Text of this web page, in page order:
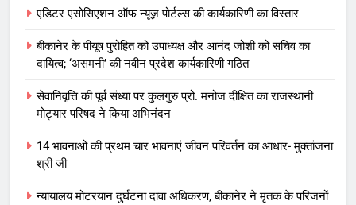
एडिटर एसोसिएशन ऑफ न्यूज़ पोर्टल्स की कार्यकारिणी का विस्तार
बीकानेर के पीयूष पुरोहित को उपाध्यक्ष और आनंद जोशी को सचिव का
दायित्व; ‘असमनी’ की नवीन प्रदेश कार्यकारिणी गठित
सेवानिवृत्ति की पूर्व संध्या पर कुलगुरु प्रो. मनोज दीक्षित का राजस्थानी
मोट्यार परिषद ने किया अभिनंदन
14 भावनाओं की प्रथम चार भावनाएं जीवन परिवर्तन का आधार- मुक्तांजना
श्री जी
न्यायालय मोटरयान दुर्घटना दावा अधिकरण, बीकानेर ने मृतक के परिजनों